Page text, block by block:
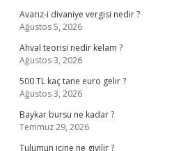
Avarız-i divaniye vergisi nedir ?
Ağustos 5, 2026
Ahval teorisi nedir kelam ?
Ağustos 3, 2026
500 TL kaç tane euro gelir ?
Ağustos 3, 2026
Baykar bursu ne kadar ?
Temmuz 29, 2026
Tulumun içine ne giyilir ?